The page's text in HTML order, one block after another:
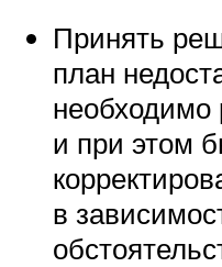
Принять
план
необходимо
и при этом
в